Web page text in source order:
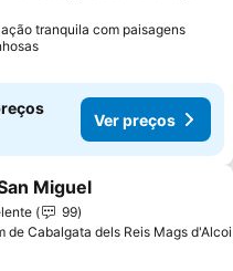
tranquila com paisagens
Ver preços
aos favoritos
Miguel
99
de Cabalgata dels Reis Mags d'Alcoi